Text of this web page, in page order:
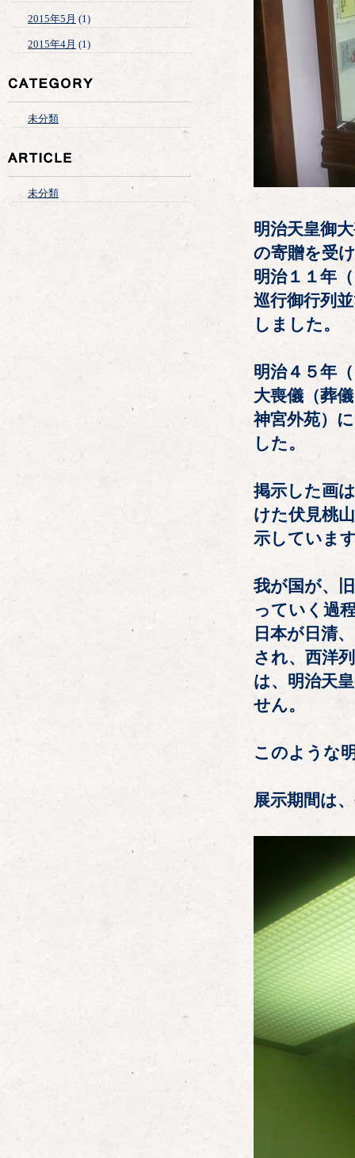
2015年5月 (1)
2015年4月 (1)
未分類
未分類
明治天皇御
の寄贈を受
明治１１年
巡行御行列
しました。
明治４５年
大喪儀（葬
神宮外苑）
した。
掲示した画
けた伏見桃
示していま
我が国が、
っていく過
日本が日清
され、西洋
は、明治天
せん。
このような
展示期間は